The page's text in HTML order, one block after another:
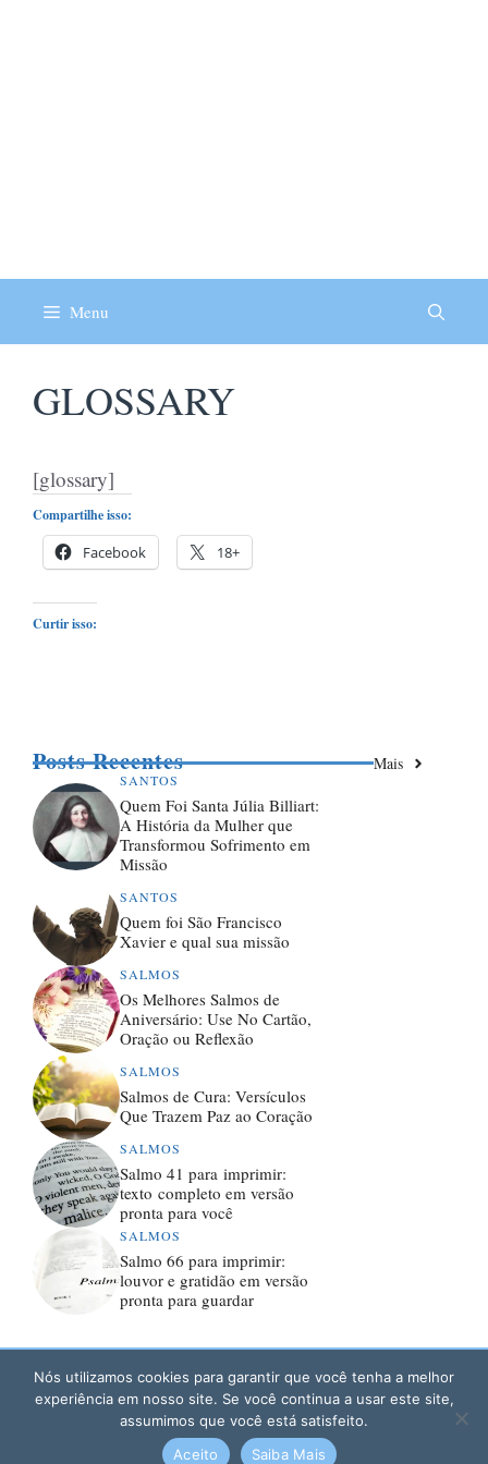
Menu
GLOSSARY
[glossary]
Compartilhe isso:
Facebook 18+
Curtir isso:
Posts Recentes Mais
SANTOS
Quem Foi Santa Júlia Billiart:
A História da Mulher que
Transformou Sofrimento em
Missão
SANTOS
Quem foi São Francisco
Xavier e qual sua missão
SALMOS
Os Melhores Salmos de
Aniversário: Use No Cartão,
Oração ou Reflexão
SALMOS
Salmos de Cura: Versículos
Que Trazem Paz ao Coração
SALMOS
Salmo 41 para imprimir:
texto completo em versão
pronta para você
SALMOS
Salmo 66 para imprimir:
louvor e gratidão em versão
pronta para guardar
© 2026 SANTOS E DIVINDADES
POLÍTICA DE PRIVACIDADE
TERMOS DE USO
Nós utilizamos cookies para garantir que você tenha a melhor
experiência em nosso site. Se você continua a usar este site,
assumimos que você está satisfeito.
Aceito
Saiba Mais